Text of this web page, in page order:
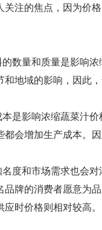
关注的焦点，因为价
数量和质量是影响
地域的影响，因此
是影响浓缩蔬菜汁
会增加生产成本。
度和市场需求也会
品牌的消费者愿意为
时价格则相对较高。